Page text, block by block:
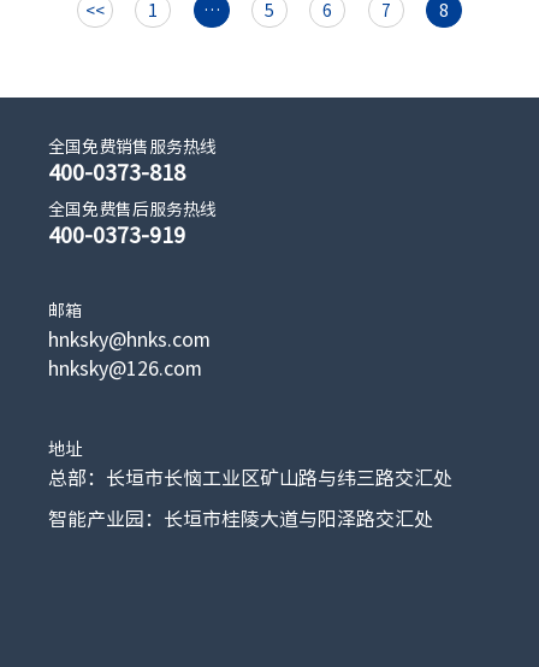
<< 1 … 5 6 7 8
全国免费销售服务热线
400-0373-818
全国免费售后服务热线
400-0373-919
邮箱
hnksky@hnks.com
hnksky@126.com
地址
总部：长垣市长恼工业区矿山路与纬三路交汇处
智能产业园：长垣市桂陵大道与阳泽路交汇处